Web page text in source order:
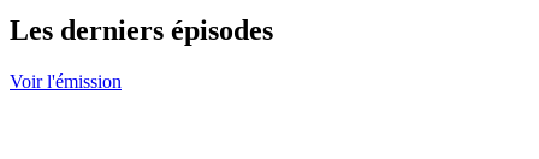
Les derniers épisodes
Voir l'émission